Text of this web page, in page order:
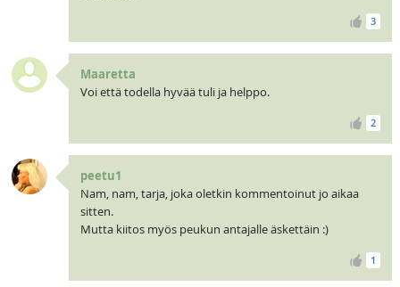
3
Maaretta
Voi että todella hyvää tuli ja helppo.
2
peetu1
Nam, nam, tarja, joka oletkin kommentoinut jo aikaa
sitten.
Mutta kiitos myös peukun antajalle äskettäin :)
1